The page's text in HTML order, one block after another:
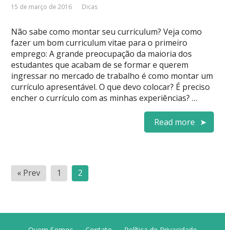
15 de março de 2016 Dicas
Não sabe como montar seu curriculum? Veja como
fazer um bom curriculum vitae para o primeiro
emprego: A grande preocupação da maioria dos
estudantes que acabam de se formar e querem
ingressar no mercado de trabalho é como montar um
currículo apresentável. O que devo colocar? É preciso
encher o currículo com as minhas experiências? …
Read more
Paginação
de
« Prev 1 2